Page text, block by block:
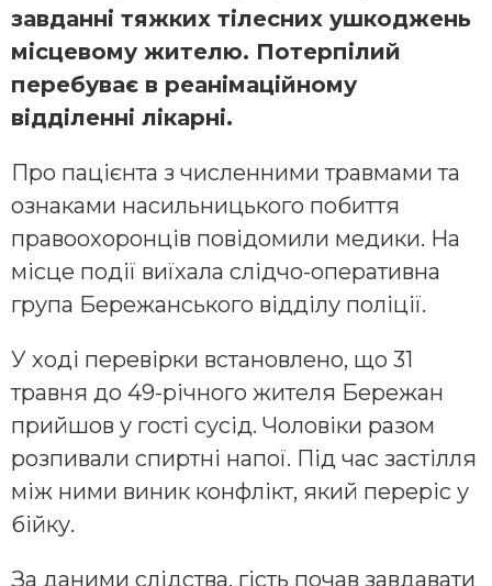
завданні тяжких тілесних ушкоджень
місцевому жителю. Потерпілий
перебуває в реанімаційному
відділенні лікарні.
Про пацієнта з численними травмами та
ознаками насильницького побиття
правоохоронців повідомили медики. На
місце події виїхала слідчо-оперативна
група Бережанського відділу поліції.
У ході перевірки встановлено, що 31
травня до 49-річного жителя Бережан
прийшов у гості сусід. Чоловіки разом
розпивали спиртні напої. Під час застілля
між ними виник конфлікт, який переріс у
бійку.
За даними слідства, гість почав завдавати